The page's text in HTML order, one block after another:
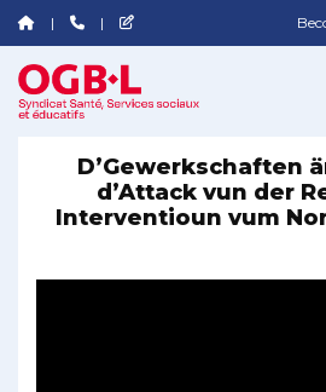
D’Gewerkschaften
d’Attack vun der
Interventioun vum